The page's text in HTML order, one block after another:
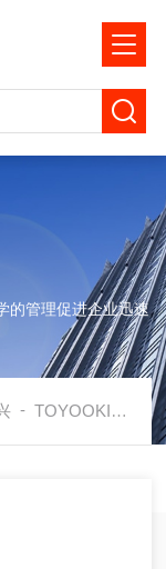
的管理促进企业迅速
- TOYOOKI 日